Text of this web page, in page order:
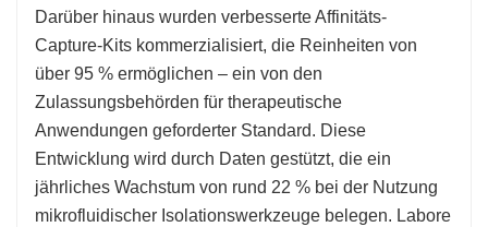
Darüber hinaus wurden verbesserte Affinitäts-
Capture-Kits kommerzialisiert, die Reinheiten von
über 95 % ermöglichen – ein von den
Zulassungsbehörden für therapeutische
Anwendungen geforderter Standard. Diese
Entwicklung wird durch Daten gestützt, die ein
jährliches Wachstum von rund 22 % bei der Nutzung
mikrofluidischer Isolationswerkzeuge belegen. Labore